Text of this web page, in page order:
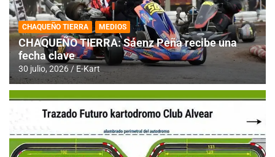
CHAQUEÑO TIERRA MEDIOS
CHAQUEÑO TIERRA: Sáenz Peña recibe una
fecha clave
30 julio, 2026 E-Kart